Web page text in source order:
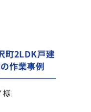
町2LDK戸建
作業事例
様